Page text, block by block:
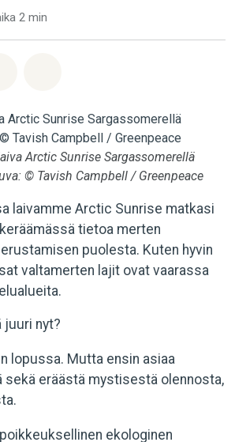
2 min
Arctic Sunrise Sargassomerellä
© Tavish Campbell / Greenpeace
laivamme Arctic Sunrise matkasi
tietoa merten
puolesta. Kuten hyvin
valtamerten lajit ovat vaarassa
juuri nyt?
lopussa. Mutta ensin asiaa
sekä eräästä mystisestä olennosta,
ekologinen